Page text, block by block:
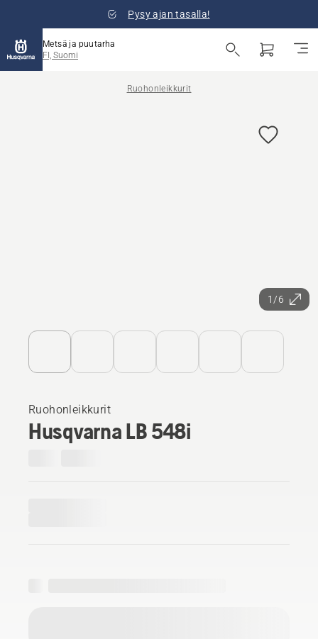
Pysy ajan tasalla!
Metsä ja puutarha
FI, Suomi
Ruohonleikkurit
1/6
Ruohonleikkurit
Husqvarna LB 548i